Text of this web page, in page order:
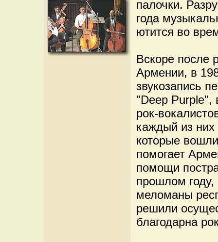
палочки.
года
ютится во
Вскоре после
Армении, в
звукозапись
"Deep Purple",
рок-
каждый из них
которые
помогает
помощи
прошлом году,
меломаны
решили
благодарна